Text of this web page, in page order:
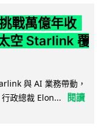
戰萬億年收
空 Starlink 覆
與 AI 業務帶動，
政總裁 Elon...
閱讀